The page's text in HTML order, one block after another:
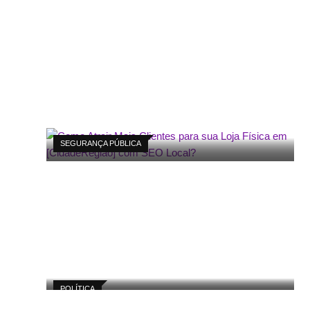
SEGURANÇA PÚBLICA
POLÍTICA